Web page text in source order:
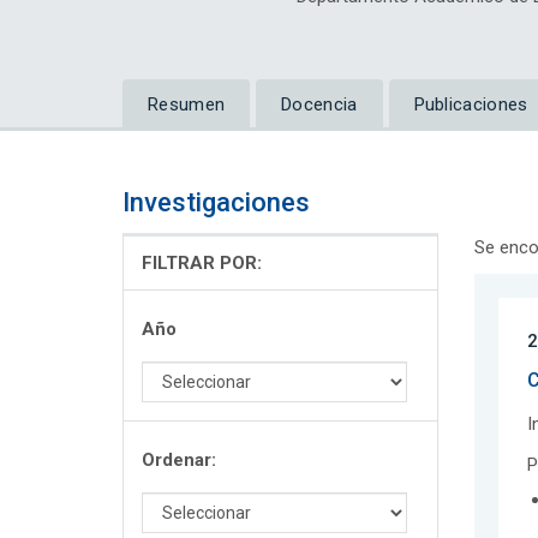
Resumen Docencia Publicaciones
Investigaciones
FILTRAR POR:
Año
Ordenar:
Se